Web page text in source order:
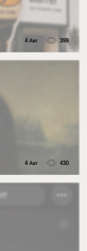
4 Авг 399
4 Авг 430